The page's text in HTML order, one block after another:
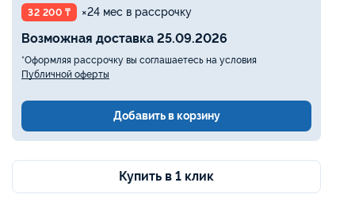
32 200 ₸ ×24 мес в рассрочку
Возможная доставка 25.09.2026
*Оформляя рассрочку вы соглашаетесь на условия
Публичной оферты
Добавить в корзину
Купить в 1 клик